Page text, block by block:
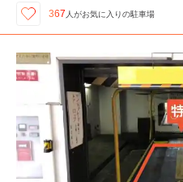
367 人がお気に入りの駐車場